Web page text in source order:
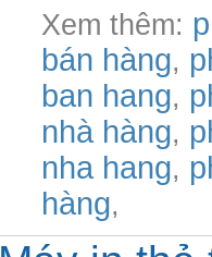
Xem thêm:
bán hàng,
ban hang,
nhà hàng,
nha hang,
hàng,